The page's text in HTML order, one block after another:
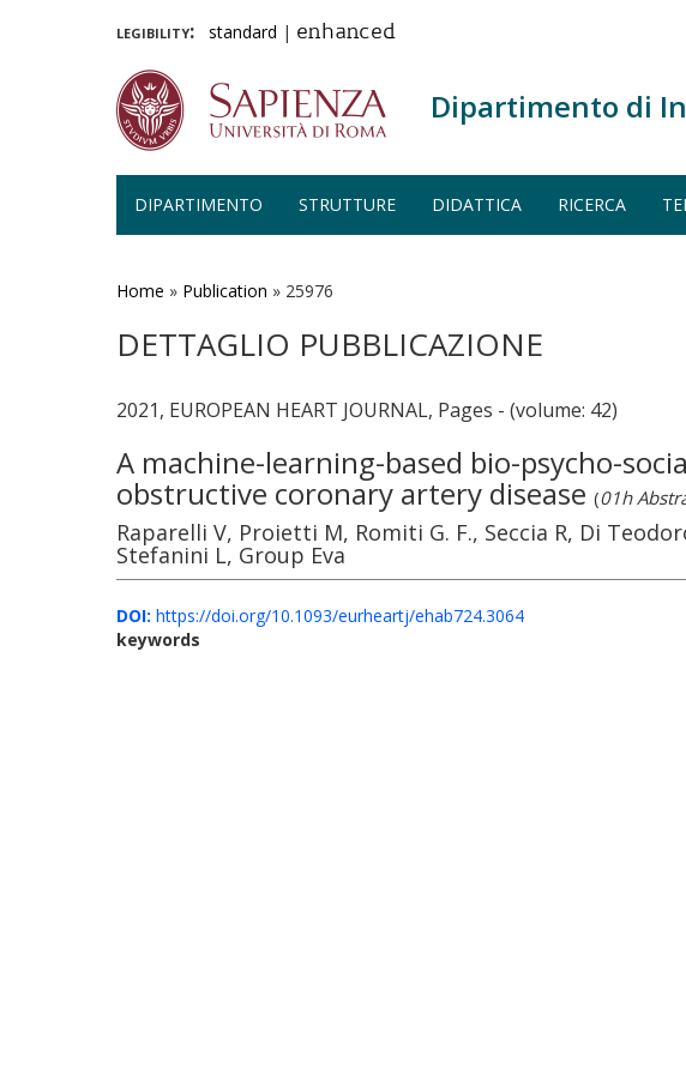
legibility: standard | enhanced
Dipartimento di
DIPARTIMENTO STRUTTURE DIDATTICA RICERCA
Home » Publication » 25976
DETTAGLIO PUBBLICAZIONE
2021, EUROPEAN HEART JOURNAL, Pages - (volume: 42)
A machine-learning-based bio-psycho-
obstructive coronary artery disease (01h
Raparelli V, Proietti M, Romiti G. F., Seccia R, Di
Stefanini L, Group Eva
DOI: https://doi.org/10.1093/eurheartj/ehab724.3064
keywords